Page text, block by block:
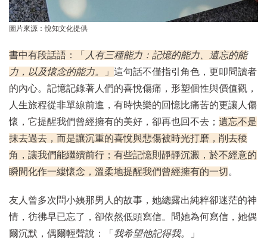
圖片來源：悅知文化提供
書中有段話語：「 人有三種能力：記憶的能力、遺忘的能
力，以及懷念的能力。
」 這句話不僅指引角色，更叩問讀者
的內心。記憶記錄著人們的喜悅傷痛，形塑個性與價值觀，
人生旅程從非單線前進，有時快樂的回憶比痛苦的更讓人傷
懷，它提醒我們曾經擁有的美好，卻再也回不去； 遺忘不是
抹去過去，而是讓沉重的喜悅與悲傷被時光打磨，削去稜
角，讓我們能繼續前行；有些記憶則靜靜沉澱，於不經意的
瞬間化作一縷懷念，溫柔地提醒我們曾經擁有的一切 。
友人曾多次問小姨那男人的故事，她總露出純粹卻迷茫的神
情，彷彿早已忘了，卻依然低頭寫信。問她為何寫信，她偶
爾沉默，偶爾輕聲說：「 我希望他記得我。 」